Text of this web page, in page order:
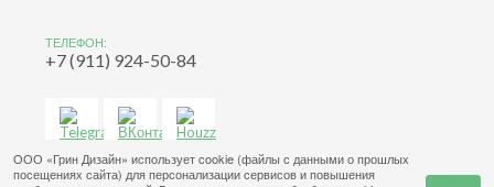
ТЕЛЕФОН:
+7 (911) 924-50-84
ООО «Грин Дизайн» использует cookie (файлы с данными о прошлых
посещениях сайта) для персонализации сервисов и повышения